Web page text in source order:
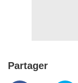
Partager